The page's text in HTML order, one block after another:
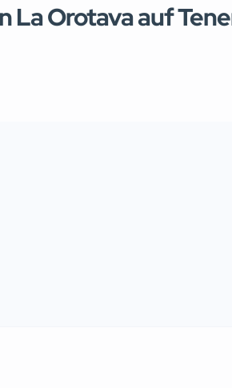
La Orotava auf